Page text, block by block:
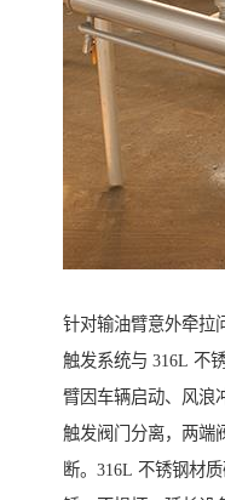
针对输油臂意外牵拉
触发系统与 316L 不
臂因车辆启动、风浪
触发阀门分离，两端
断。316L 不锈钢材